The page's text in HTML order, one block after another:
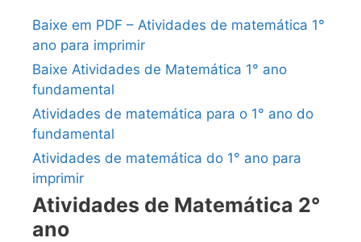
Baixe em PDF – Atividades de matemática 1°
ano para imprimir
Baixe Atividades de Matemática 1° ano
fundamental
Atividades de matemática para o 1° ano do
fundamental
Atividades de matemática do 1° ano para
imprimir
Atividades de Matemática 2°
ano